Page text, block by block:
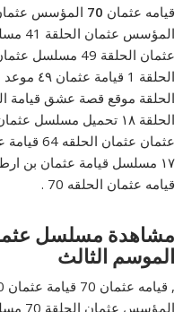
قيامه عثمان 70
عثمان الحلقة 49 مسلسل عثمان الحلقة
الحلقة
الحلقة موقع قصة عشق
الحلقة ١٨ تحميل
عثمان
قيامه عثمان الحلقه 70 .
الموسم الثالث